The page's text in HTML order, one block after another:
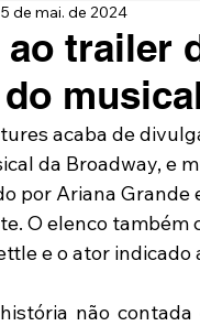
trailer
de mai. de 2024
acaba de
da Broadway, e
por Ariana Grande
O elenco também
e o ator indicado
não